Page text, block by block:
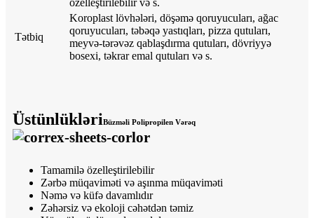
Tətbiq
Koroplast lövhələri, döşəmə qoruyucuları, ağac
qoruyucuları, təbəqə yastıqları, pizza qutuları,
meyvə-tərəvəz qablaşdırma qutuları, dövriyyə
bosexi, təkrar emal qutuları və s.
ÜstünlükləriBüzməli Polipropilen Vərəq
Tamamilə özelleştirilebilir
Zərbə müqaviməti və aşınma müqaviməti
Nəmə və küfə davamlıdır
Zəhərsiz və ekoloji cəhətdən təmiz